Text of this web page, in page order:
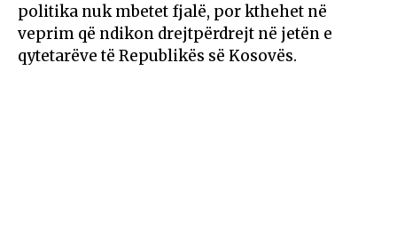
politika nuk mbetet fjalë, por kthehet në
veprim që ndikon drejtpërdrejt në jetën e
qytetarëve të Republikës së Kosovës.